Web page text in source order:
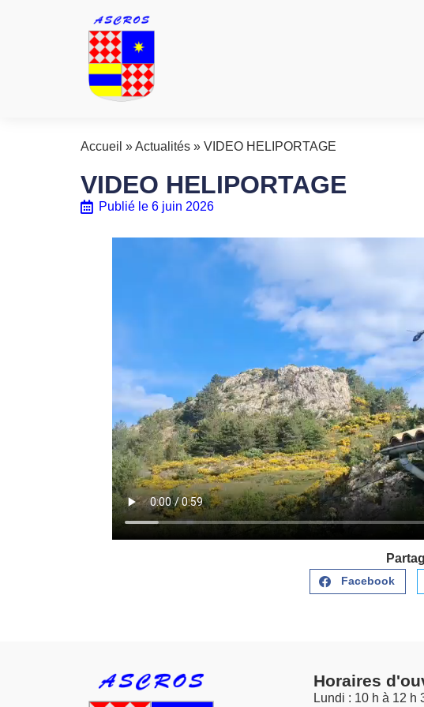
Accueil »Actualités » VIDEO HELIPORTAGE
VIDEO HELIPORTAGE
Publié le 6 juin 2026
Facebook
Horaires
Lundi : 10 h à 12 h